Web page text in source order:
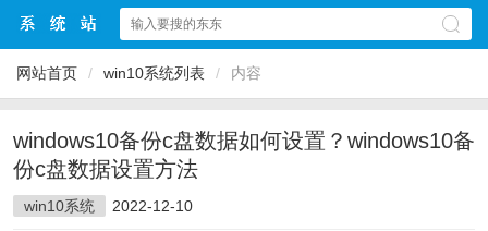
网站首页 / win10系统列表 / 内容
windows10备份c盘数据如何设置？windows10备
份c盘数据设置方法
win10系统 2022-12-10